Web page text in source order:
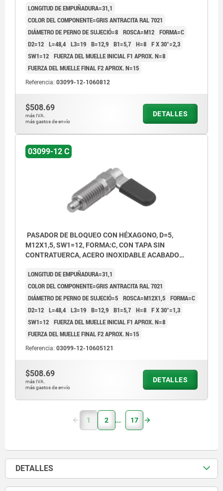
LONGITUD DE EMPUÑADURA=31,1
COLOR DEL COMPONENTE=GRIS ANTRACITA RAL 7021
DIÁMETRO DE PERNO DE SUJECIÓ=8 ROSCA=M12 FORMA=C
D2=12 L=48,4 L3=19 B=12,9 B1=5,7 H=8 F X 30°=2,3
SW1=12 FUERZA DEL MUELLE INICIAL F1 APROX. N=8
FUERZA DEL MUELLE FINAL F2 APROX. N=15
Referencia: 03099-12-1060812
$508.69
más IVA.
más gastos de envío
DETALLES
03099-12 C
PASADOR DE BLOQUEO CON HÉXAGONO, D=5,
M12X1,5, SW1=12, FORMA:C, CON TAPA SIN
CONTRATUERCA, ACERO INOXIDABLE ACABADO
RAL7021
LONGITUD DE EMPUÑADURA=31,1
COLOR DEL COMPONENTE=GRIS ANTRACITA RAL 7021
DIÁMETRO DE PERNO DE SUJECIÓ=5 ROSCA=M12X1,5 FORMA=C
D2=12 L=48,4 L3=19 B=12,9 B1=5,7 H=8 F X 30°=1,3
SW1=12 FUERZA DEL MUELLE INICIAL F1 APROX. N=8
FUERZA DEL MUELLE FINAL F2 APROX. N=15
Referencia: 03099-12-10605121
$508.69
más IVA.
más gastos de envío
DETALLES
1 2 17
DETALLES